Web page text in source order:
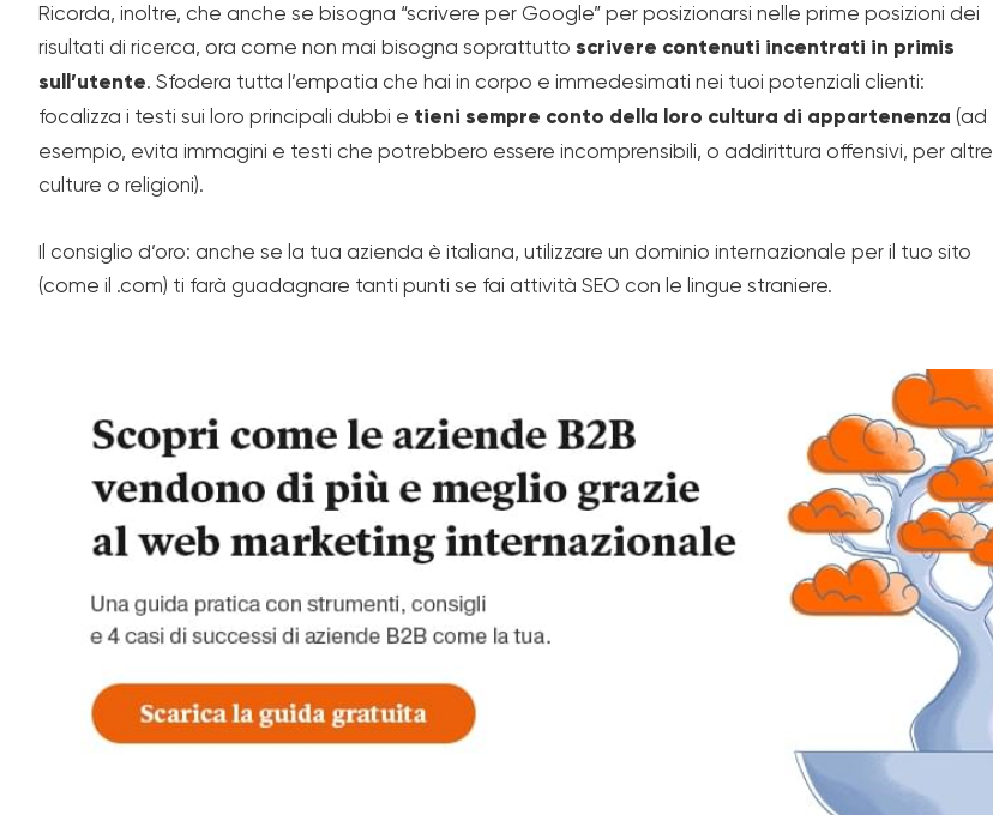
Ricorda, inoltre, che anche se bisogna “scrivere per Google” per posizionarsi nelle prime posizioni dei
risultati di ricerca, ora come non mai bisogna soprattutto scrivere contenuti incentrati in primis
sull’utente. Sfodera tutta l’empatia che hai in corpo e immedesimati nei tuoi potenziali clienti:
focalizza i testi sui loro principali dubbi e tieni sempre conto della loro cultura di appartenenza (ad
esempio, evita immagini e testi che potrebbero essere incomprensibili, o addirittura offensivi, per altre
culture o religioni).
Il consiglio d’oro: anche se la tua azienda è italiana, utilizzare un dominio internazionale per il tuo sito
(come il .com) ti farà guadagnare tanti punti se fai attività SEO con le lingue straniere.